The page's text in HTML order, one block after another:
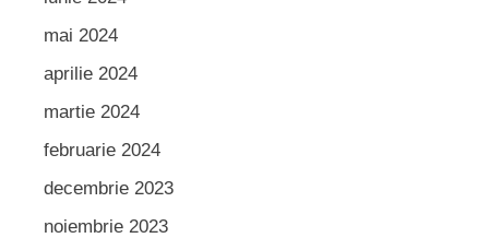
mai 2024
aprilie 2024
martie 2024
februarie 2024
decembrie 2023
noiembrie 2023